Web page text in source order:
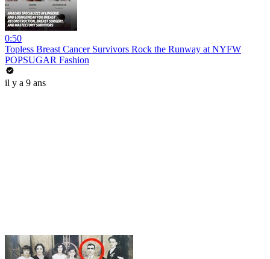
0:50
Topless Breast Cancer Survivors Rock the Runway at NYFW
POPSUGAR Fashion
il y a 9 ans